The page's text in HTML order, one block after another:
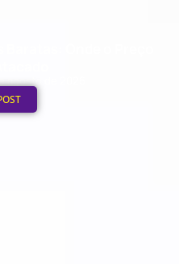
agosto de 2026